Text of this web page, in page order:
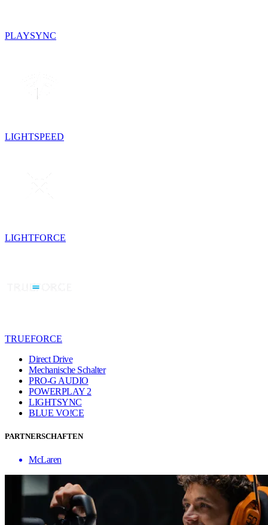
PLAYSYNC
LIGHTSPEED
LIGHTFORCE
TRUEFORCE
Direct Drive
Mechanische Schalter
PRO-G AUDIO
POWERPLAY 2
LIGHTSYNC
BLUE VO!CE
PARTNERSCHAFTEN
McLaren